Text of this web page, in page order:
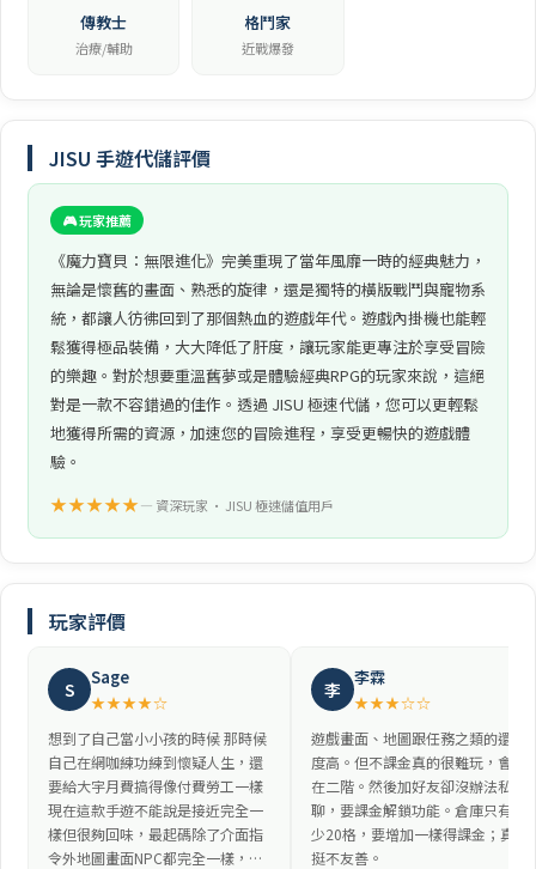
傳教士
治療/輔助
格鬥家
近戰爆發
JISU 手遊代儲評價
🎮 玩家推薦
《魔力寶貝：無限進化》完美重現了當年風靡一時的經典魅力，
無論是懷舊的畫面、熟悉的旋律，還是獨特的橫版戰鬥與寵物系
統，都讓人彷彿回到了那個熱血的遊戲年代。遊戲內掛機也能輕
鬆獲得極品裝備，大大降低了肝度，讓玩家能更專注於享受冒險
的樂趣。對於想要重溫舊夢或是體驗經典RPG的玩家來說，這絕
對是一款不容錯過的佳作。透過 JISU 極速代儲，您可以更輕鬆
地獲得所需的資源，加速您的冒險進程，享受更暢快的遊戲體
驗。
★★★★★— 資深玩家 • JISU 極速儲值用戶
玩家評價
S Sage
★★★★☆
想到了自己當小小孩的時候 那時候
自己在網咖練功練到懷疑人生，還
要給大宇月費搞得像付費勞工一樣
現在這款手遊不能說是接近完全一
樣但很夠回味，最起碼除了介面指
令外地圖畫面NPC都完全一樣，…
李 李霖
★★★☆☆
遊戲畫面、地圖跟任務之類的還原
度高。但不課金真的很難玩，會卡
在二階。然後加好友卻沒辦法私
聊，要課金解鎖功能。倉庫只有少
少20格，要增加一樣得課金；真的
挺不友善。